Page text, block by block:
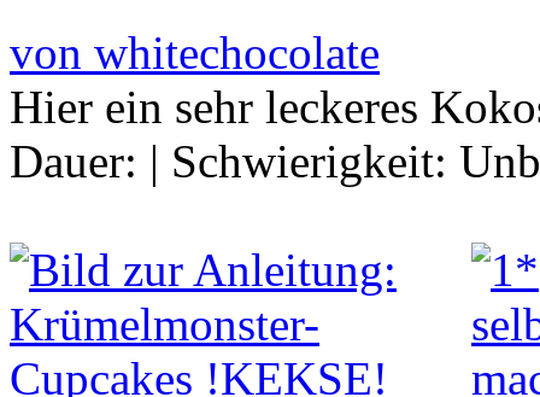
von whitechocolate
Hier ein sehr leckeres
Dauer: | Schwierigkeit: